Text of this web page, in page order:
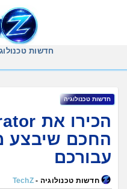
חדשות
חדשות טכנולוגיה
החכם שיבצע
עבורכם
חדשות טכנולוגיה -TechZ